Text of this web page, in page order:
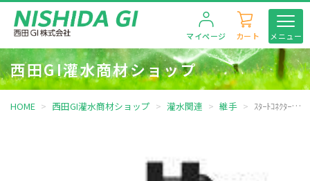
メニュー
カート
マイページ
西田GI灌水商材ショップ
HOME 西田GI灌水商材ショップ 灌水関連 継手 ｽﾀｰﾄｺﾈｸﾀｰ 17×1/2″ ｵｽﾈｼﾞ（25個入り）